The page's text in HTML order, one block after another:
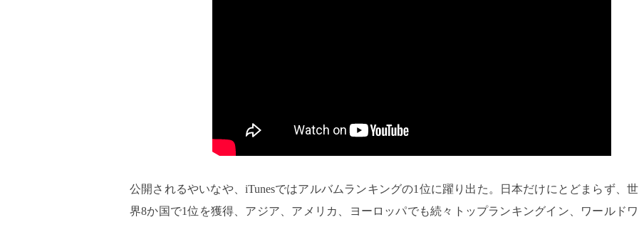
公開されるやいなや、iTunesではアルバムランキングの1位に躍り出た。日本だけにとどまらず、世
界8か国で1位を獲得、アジア、アメリカ、ヨーロッパでも続々トップランキングイン、ワールドワ